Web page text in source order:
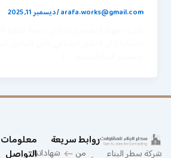
arafa.works@gmail.com
/ديسمبر 11, 2025
سطر البناء
روابط سريعة
من
شهاداتنا
معلومات